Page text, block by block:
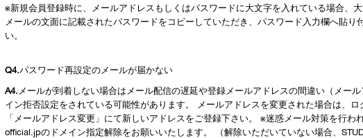
※新規会員登録時に、メールアドレスもしくはパスワードに大文字を入れている場合、大
メールの文面に記載されたパスワードをコピーしていただき、パスワード入力欄へ貼り
い。
Q4.パスワード再設定のメールが届かない
A4. メールが到着しない場合はメール配信の遅延や登録メールアドレスの間違い（メー
イン拒否設定をされている可能性があります。 メールアドレスを変更された場合は、
「メールアドレス変更」にて新しいアドレスをご登録下さい。 ※迷惑メール対策を行わ
official.jpのドメイン指定解除をお願いいたします。 （解除いただいていない場合、